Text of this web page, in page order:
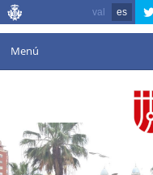
val es
Menú
Agenda
Instalaciones